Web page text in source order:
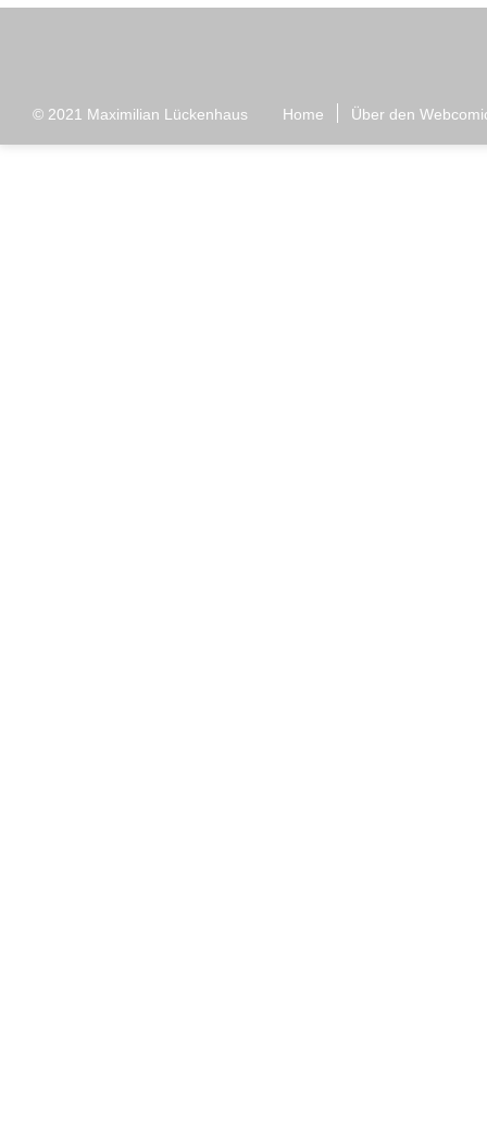
© 2021 Maximilian Lückenhaus Home Über den